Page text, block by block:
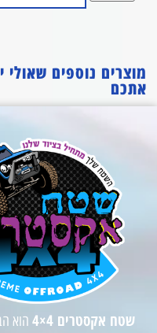
מוצרים נוספים שאולי
אתכם
שטח אקסטרים 4×4
הוא